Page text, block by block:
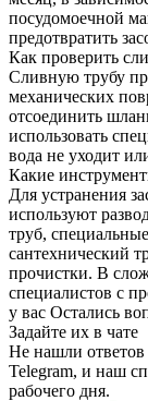
посудомоечной
предотвратить
Как проверить
Сливную трубу
механических
отсоединить
использовать
вода не уходит
Какие
Для устранения
используют
труб,
сантехнический
прочистки. В
специалистов с
у вас Остались
Задайте их в чате
Не нашли
Telegram, и наш
рабочего дня.